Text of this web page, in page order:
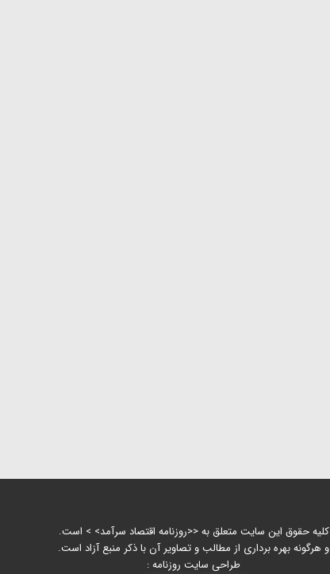
کلیه حقوق این سایت متعلق به <<روزنامه اقتصاد سرآمد> > است.
و هرگونه بهره برداری از مطالب و تصاویر آن با ذکر منبع آزاد است.
طراحی سایت روزنامه :